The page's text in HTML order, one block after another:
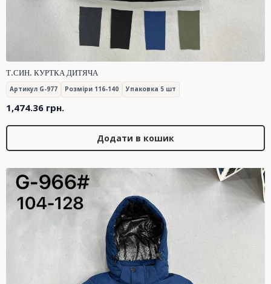
Т.СИН. КУРТКА ДИТЯЧА
Артикул G-977 Розміри 116-140 Упаковка 5 шт
1,474.36 грн.
Додати в кошик